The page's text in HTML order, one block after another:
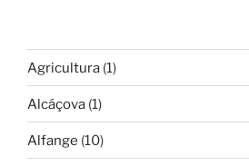
Agricultura (1)
Alcáçova (1)
Alfange (10)